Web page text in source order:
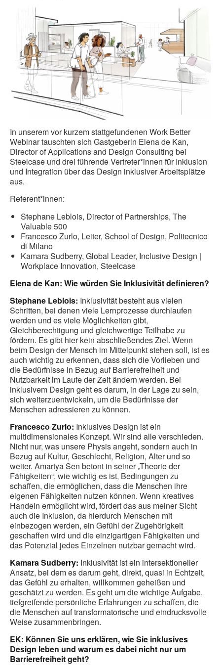
In unserem vor kurzem stattgefundenen Work Better
Webinar tauschten sich Gastgeberin Elena de Kan,
Director of Applications and Design Consulting bei
Steelcase und drei führende Vertreter*innen für Inklusion
und Integration über das Design inklusiver Arbeitsplätze
aus.
Referent*innen:
Stephane Leblois, Director of Partnerships, The
Valuable 500
Francesco Zurlo, Leiter, School of Design, Politecnico
di Milano
Kamara Sudberry, Global Leader, Inclusive Design |
Workplace Innovation, Steelcase
Elena de Kan: Wie würden Sie Inklusivität definieren?
Stephane Leblois: Inklusivität besteht aus vielen
Schritten, bei denen viele Lernprozesse durchlaufen
werden und es viele Möglichkeiten gibt,
Gleichberechtigung und gleichwertige Teilhabe zu
fördern. Es gibt hier kein abschließendes Ziel. Wenn
beim Design der Mensch im Mittelpunkt stehen soll, ist es
auch wichtig zu erkennen, dass sich die Vorlieben und
die Bedürfnisse in Bezug auf Barrierefreiheit und
Nutzbarkeit im Laufe der Zeit ändern werden. Bei
inklusivem Design geht es darum, in der Lage zu sein,
sich weiterzuentwickeln, um die Bedürfnisse der
Menschen adressieren zu können.
Francesco Zurlo: Inklusives Design ist ein
multidimensionales Konzept. Wir sind alle verschieden.
Nicht nur, was unsere Physis angeht, sondern auch in
Bezug auf Kultur, Geschlecht, Religion, Alter und so
weiter. Amartya Sen betont in seiner „Theorie der
Fähigkeiten“, wie wichtig es ist, Bedingungen zu
schaffen, die ermöglichen, dass die Menschen ihre
eigenen Fähigkeiten nutzen können. Wenn kreatives
Handeln ermöglicht wird, fördert das aus meiner Sicht
auch die Inklusion, da hierdurch Menschen mit
einbezogen werden, ein Gefühl der Zugehörigkeit
geschaffen wird und die einzigartigen Fähigkeiten und
das Potenzial jedes Einzelnen nutzbar gemacht wird.
Kamara Sudberry: Inklusivität ist ein intersektioneller
Ansatz, bei dem es darum geht, direkt, quasi in Echtzeit,
das Gefühl zu erhalten, willkommen geheißen und
geschätzt zu werden. Es geht um die wichtige Aufgabe,
tiefgreifende persönliche Erfahrungen zu schaffen, die
die Menschen auf transformatorische und eindrucksvolle
Weise zusammenbringen.
EK: Können Sie uns erklären, wie Sie inklusives
Design leben und warum es dabei nicht nur um
Barrierefreiheit geht?